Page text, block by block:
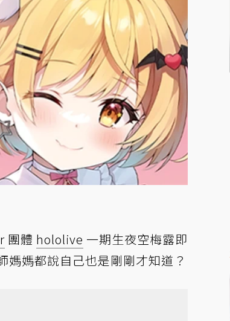
團體 hololive 一期生夜空梅露即
媽媽都說自己也是剛剛才知道？